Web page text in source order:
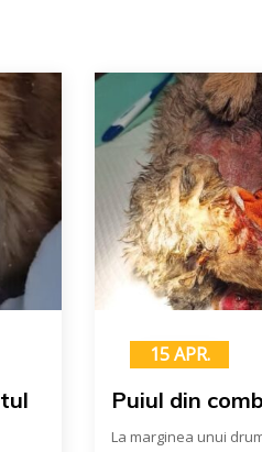
15 APR.
Puiul din
La marginea unui